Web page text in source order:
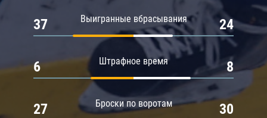
Выигранные вбрасывания
37 24
Штрафное время
6 8
Броски по воротам
27 30